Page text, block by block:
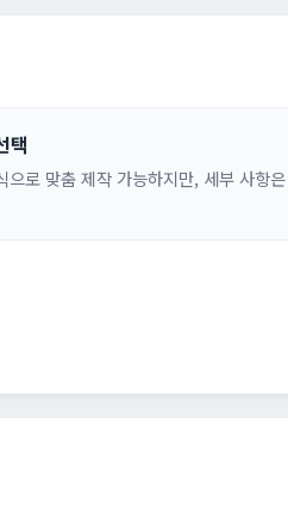
택
으로 맞춤 제작 가능하지만, 세부 사항